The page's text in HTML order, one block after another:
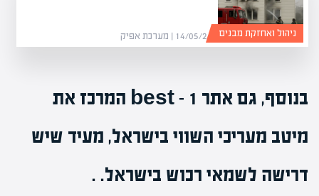
14/05/26 | מערכת אפיק ניהול ואחזקת מבנים
בנוסף, גם אתר best – 1 המרכז את
מיטב מעריכי השווי בישראל, מעיד שיש
דרישה לשמאי רכוש בישראל. .